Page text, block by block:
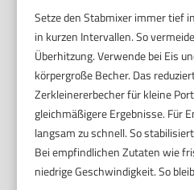
Setze den Stabmixer immer tief
in kurzen Intervallen. So
Überhitzung. Verwende bei Eis
körpergroße Becher. Das
Zerkleinererbecher für kleine
gleichmäßigere Ergebnisse. Für
langsam zu schnell. So
Bei empfindlichen Zutaten wie
niedrige Geschwindigkeit. So